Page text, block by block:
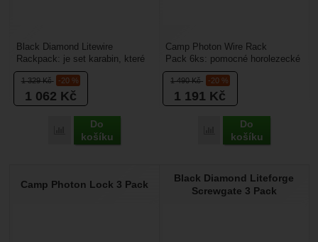
1 329Kč -20 %
1 062 Kč
Porovnat
Do
košíku
Black Diamond Litewire
Rackpack: je set karabin, které
jsou barevně odlišené. Využijete
je jako pomocné...
1 490Kč -20 %
1 191 Kč
Porovnat
Do
košíku
Camp Photon Wire Rack
Pack 6ks: pomocné horolezecké
karabiny klasické velikosti, se
kterou se dobře manipuluje....
Camp Photon Lock 3 Pack
Black Diamond Liteforge
Screwgate 3 Pack